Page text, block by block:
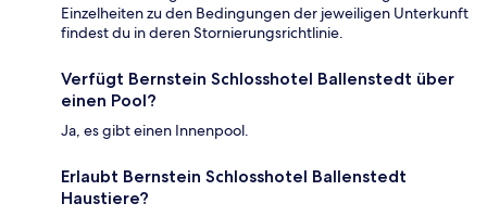
Einzelheiten zu den Bedingungen der jeweiligen Unterkunft
findest du in deren Stornierungsrichtlinie.
Verfügt Bernstein Schlosshotel Ballenstedt über
einen Pool?
Ja, es gibt einen Innenpool.
Erlaubt Bernstein Schlosshotel Ballenstedt
Haustiere?